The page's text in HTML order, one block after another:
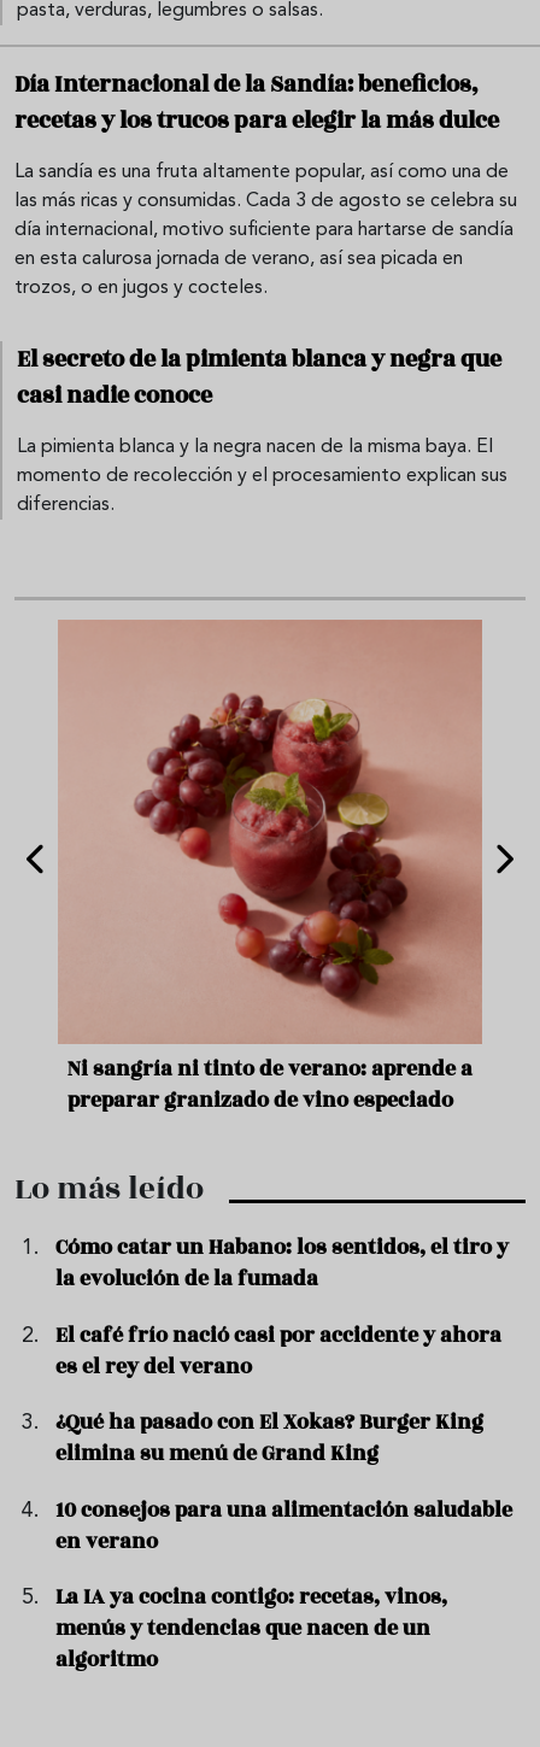
pasta, verduras, legumbres o salsas.
Día Internacional de la Sandía: beneficios,
recetas y los trucos para elegir la más dulce
La sandía es una fruta altamente popular, así como una de
las más ricas y consumidas. Cada 3 de agosto se celebra su
día internacional, motivo suficiente para hartarse de sandía
en esta calurosa jornada de verano, así sea picada en
trozos, o en jugos y cocteles.
El secreto de la pimienta blanca y negra que
casi nadie conoce
La pimienta blanca y la negra nacen de la misma baya. El
momento de recolección y el procesamiento explican sus
diferencias.
Ni sangría ni tinto de verano: aprende a
preparar granizado de vino especiado
Lo más leído
Cómo catar un Habano: los sentidos, el tiro y
la evolución de la fumada
El café frío nació casi por accidente y ahora
es el rey del verano
¿Qué ha pasado con El Xokas? Burger King
elimina su menú de Grand King
10 consejos para una alimentación saludable
en verano
La IA ya cocina contigo: recetas, vinos,
menús y tendencias que nacen de un
algoritmo